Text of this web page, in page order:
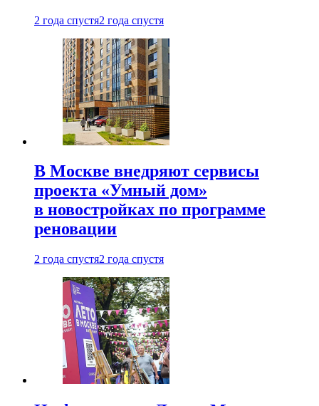
2 года спустя2 года спустя
В Москве внедряют сервисы
проекта «Умный дом»
в новостройках по программе
реновации
2 года спустя2 года спустя